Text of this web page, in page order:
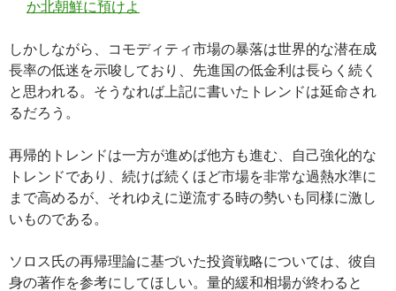
か北朝鮮に預けよ
しかしながら、コモディティ市場の暴落は世界的な潜在成
長率の低迷を示唆しており、先進国の低金利は長らく続く
と思われる。そうなれば上記に書いたトレンドは延命され
るだろう。
再帰的トレンドは一方が進めば他方も進む、自己強化的な
トレンドであり、続けば続くほど市場を非常な過熱水準に
まで高めるが、それゆえに逆流する時の勢いも同様に激し
いものである。
ソロス氏の再帰理論に基づいた投資戦略については、彼自
身の著作を参考にしてほしい。量的緩和相場が終わると